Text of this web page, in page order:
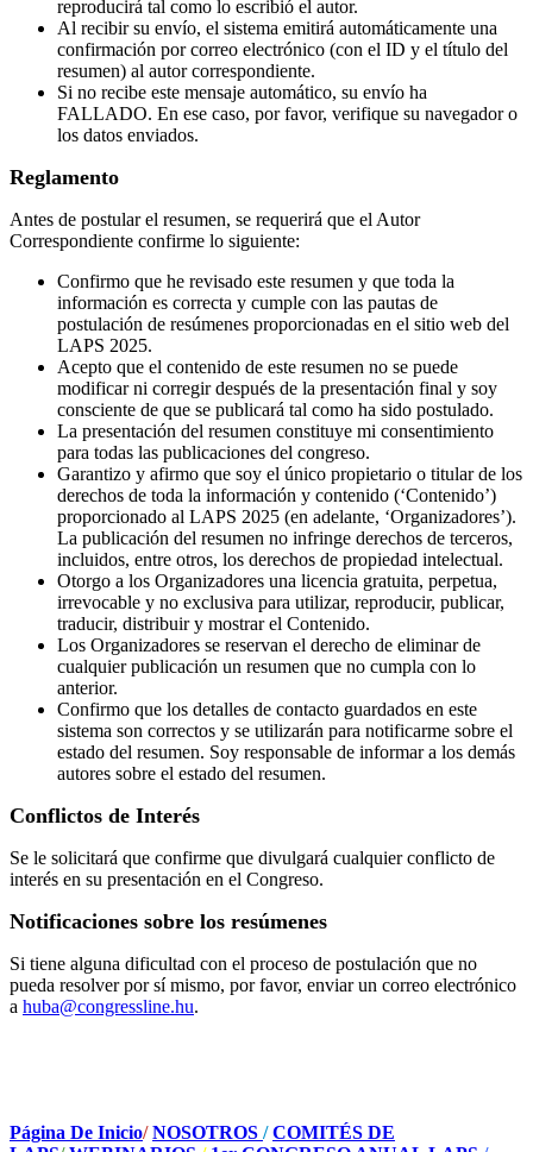
reproducirá tal como lo escribió el autor.
Al recibir su envío, el sistema emitirá automáticamente una
confirmación por correo electrónico (con el ID y el título del
resumen) al autor correspondiente.
Si no recibe este mensaje automático, su envío ha
FALLADO. En ese caso, por favor, verifique su navegador o
los datos enviados.
Reglamento
Antes de postular el resumen, se requerirá que el Autor
Correspondiente confirme lo siguiente:
Confirmo que he revisado este resumen y que toda la
información es correcta y cumple con las pautas de
postulación de resúmenes proporcionadas en el sitio web del
LAPS 2025.
Acepto que el contenido de este resumen no se puede
modificar ni corregir después de la presentación final y soy
consciente de que se publicará tal como ha sido postulado.
La presentación del resumen constituye mi consentimiento
para todas las publicaciones del congreso.
Garantizo y afirmo que soy el único propietario o titular de los
derechos de toda la información y contenido (‘Contenido’)
proporcionado al LAPS 2025 (en adelante, ‘Organizadores’).
La publicación del resumen no infringe derechos de terceros,
incluidos, entre otros, los derechos de propiedad intelectual.
Otorgo a los Organizadores una licencia gratuita, perpetua,
irrevocable y no exclusiva para utilizar, reproducir, publicar,
traducir, distribuir y mostrar el Contenido.
Los Organizadores se reservan el derecho de eliminar de
cualquier publicación un resumen que no cumpla con lo
anterior.
Confirmo que los detalles de contacto guardados en este
sistema son correctos y se utilizarán para notificarme sobre el
estado del resumen. Soy responsable de informar a los demás
autores sobre el estado del resumen.
Conflictos de Interés
Se le solicitará que confirme que divulgará cualquier conflicto de
interés en su presentación en el Congreso.
Notificaciones sobre los resúmenes
Si tiene alguna dificultad con el proceso de postulación que no
pueda resolver por sí mismo, por favor, enviar un correo electrónico
a huba@congressline.hu.
Página De Inicio/NOSOTROS / COMITÉS DE